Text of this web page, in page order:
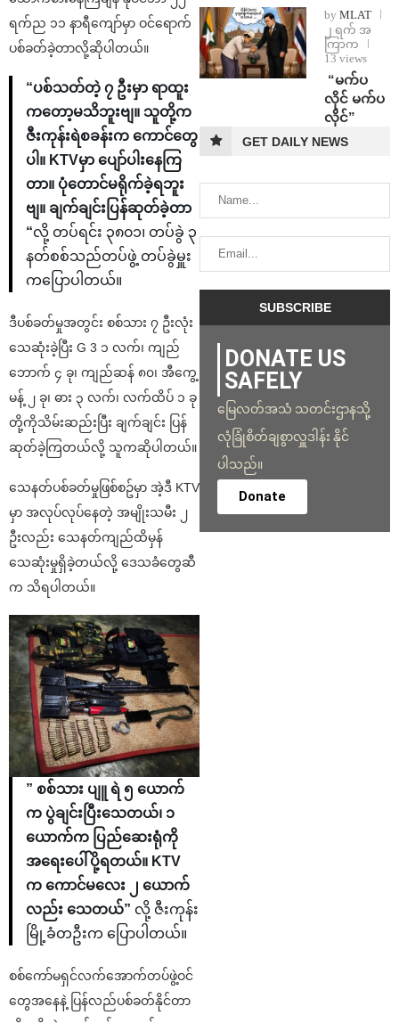
ရက်ည ၁၁ နာရီကျော်မှာ ဝင်ရောက်
ပစ်ခတ်ခဲ့တာလို့ဆိုပါတယ်။
“ပစ်သတ်တဲ့ ၇ ဦးမှာ ရာထူး
ကတော့မသိဘူးဗျ။ သူတို့က
ဇီးကုန်းရဲစခန်းက ကောင်တွေ
ပါ။ KTVမှာ ပျော်ပါးနေကြ
တာ။ ပုံတောင်မရိုက်ခဲ့ရဘူး
ဗျ။ ချက်ချင်းပြန်ဆုတ်ခဲ့တာ
“လို့ တပ်ရင်း ၃၈၀၁၊ တပ်ခွဲ ၃
နတ်စစ်သည်တပ်ဖွဲ့ တပ်ခွဲမှူး
ကပြောပါတယ်။
ဒီပစ်ခတ်မှုအတွင်း စစ်သား ၇ ဦးလုံး
သေဆုံးခဲ့ပြီး G 3 ၁ လက်၊ ကျည်
ဘောက် ၄ ခု၊ ကျည်ဆန် ၈၀၊ အီကွေ့
မန့် ၂ ခု၊ ဓား ၃ လက်၊ လက်ထိပ် ၁ ခု
တို့ကိုသိမ်းဆည်းပြီး ချက်ချင်း ပြန်
ဆုတ်ခဲ့ကြတယ်လို့ သူကဆိုပါတယ်။
သေနတ်ပစ်ခတ်မှုဖြစ်စဥ်မှာ အဲ့ဒီ KTV
မှာ အလုပ်လုပ်နေတဲ့ အမျိုးသမီး ၂
ဦးလည်း သေနတ်ကျည်ထိမှန်
သေဆုံးမှုရှိခဲ့တယ်လို့ ဒေသခံတွေဆီ
က သိရပါတယ်။
” စစ်သား ပျူ ရဲ ၅ ယောက်
က ပွဲချင်းပြီးသေတယ်၊ ၁
ယောက်က ပြည်ဆေးရုံကို
အရေးပေါ်ပို့ရတယ်။ KTV
က ကောင်မလေး ၂ ယောက်
လည်း သေတယ်” လို့ ဇီးကုန်း
မြို့ခံတဦးက ပြောပါတယ်။
စစ်ကော်မရှင်လက်အောက်တပ်ဖွဲ့ဝင်
တွေအနေနဲ့ ပြန်လည်ပစ်ခတ်နိုင်တာ
by MLAT
၂ ရက် အ
ကြာက
13 views
⁨ ⁨“မက်ပ
လိုင် မက်ပ
လိုင်”
GET DAILY NEWS
DONATE US
SAFELY
မြေလတ်အသံ သတင်းဌာနသို့
လုံခြုံစိတ်ချစွာလှူဒါန်း နိုင်
ပါသည်။
Donate